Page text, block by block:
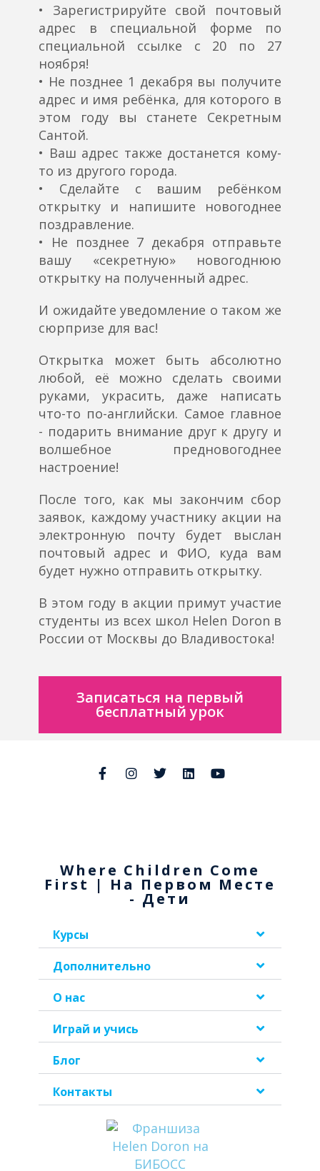
• Зарегистрируйте свой почтовый
адрес в специальной форме по
специальной ссылке с 20 по 27
ноября!
• Не позднее 1 декабря вы получите
адрес и имя ребёнка, для которого в
этом году вы станете Секретным
Сантой.
• Ваш адрес также достанется кому-
то из другого города.
• Сделайте с вашим ребёнком
открытку и напишите новогоднее
поздравление.
• Не позднее 7 декабря отправьте
вашу «секретную» новогоднюю
открытку на полученный адрес.
И ожидайте уведомление о таком же
сюрпризе для вас!
Открытка может быть абсолютно
любой, её можно сделать своими
руками, украсить, даже написать
что-то по-английски. Самое главное
- подарить внимание друг к другу и
волшебное предновогоднее
настроение!
После того, как мы закончим сбор
заявок, каждому участнику акции на
электронную почту будет выслан
почтовый адрес и ФИО, куда вам
будет нужно отправить открытку.
В этом году в акции примут участие
студенты из всех школ Helen Doron в
России от Москвы до Владивостока!
Записаться на первый
бесплатный урок
Where Children Come
First | На Первом Месте
- Дети
Курсы
Дополнительно
О нас
Играй и учись
Блог
Контакты